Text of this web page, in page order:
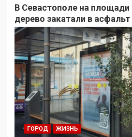
В Севастополе на
дерево закатали в асфальт
ГОРОД ЖИЗНЬ